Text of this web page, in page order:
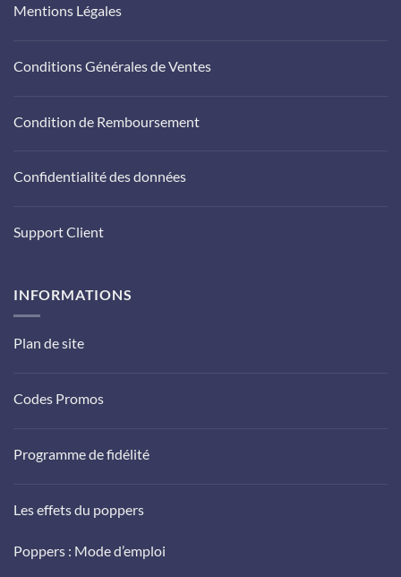
Mentions Légales
Conditions Générales de Ventes
Condition de Remboursement
Confidentialité des données
Support Client
INFORMATIONS
Plan de site
Codes Promos
Programme de fidélité
Les effets du poppers
Poppers : Mode d’emploi